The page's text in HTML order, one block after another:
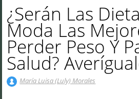
¿Serán Las
Moda Las
Perder Peso Y
Salud?
María Luisa (Luly) Morales